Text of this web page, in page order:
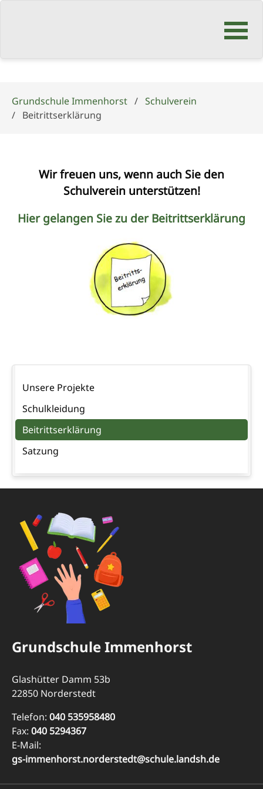
Navigation
Grundschule Immenhorst
Schulverein
Beitrittserklärung
Wir freuen uns, wenn auch Sie den
Schulverein unterstützen!
Hier gelangen Sie zu der Beitrittserklärung
überspringen
Unsere Projekte
Schulkleidung
Beitrittserklärung
Satzung
Grundschule Immenhorst
Glashütter Damm 53b
22850 Norderstedt
Telefon: 040 535958480
Fax: 040 5294367
E-Mail:
gs-immenhorst.norderstedt@schule.landsh.de